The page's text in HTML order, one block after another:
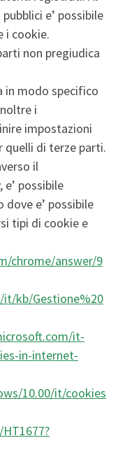
e’ possibile
i cookie.
non pregiudica
in modo specifico
i
impostazioni
quelli di terze parti.
il
possibile
e’ possibile
tipi di cookie e
chrome/answer/9
kb/Gestione%20
it-
in-internet-
10.00/it/cookies